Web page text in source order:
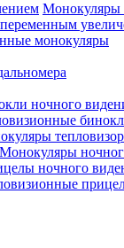
Монокуляры
монокуляры
ночного
Монокуляры
ночного